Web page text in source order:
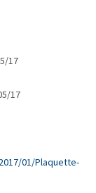
17
17
01/Plaquette-